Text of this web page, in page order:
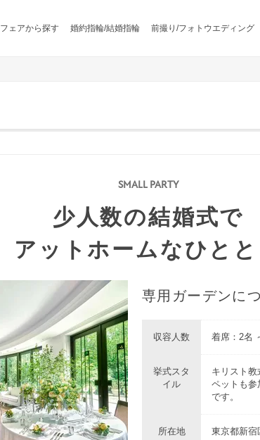
フェアから探す 婚約指輪/結婚指輪 前撮り/フォトウエディング
少人数の結婚式で
アットホームなひとと
専用ガーデンに
収容人数 着席：2名
挙式スタ
イル
キリスト教
ペットも参
です。
所在地 東京都新宿